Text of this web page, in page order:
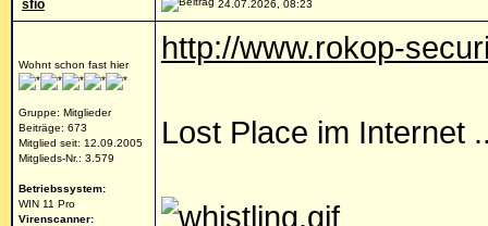
sfio 24.07.2026, 08:23
Wohnt schon fast hier
Gruppe: Mitglieder
Beiträge: 673
Mitglied seit: 12.09.2005
Mitglieds-Nr.: 3.579
Betriebssystem:
WIN 11 Pro
Virenscanner:
http://www.rokop-
Lost Place im Internet